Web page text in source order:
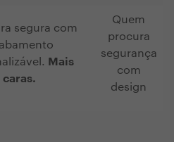
segura com
Mais
caras.
Quem
procura
segurança
com
design